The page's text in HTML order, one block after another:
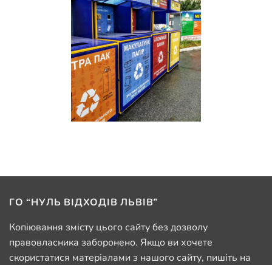
ГО “НУЛЬ ВІДХОДІВ ЛЬВІВ”
Копіювання змісту цього сайту без дозволу
правовласника заборонено. Якщо ви хочете
скористатися матеріалами з нашого сайту, пишіть на